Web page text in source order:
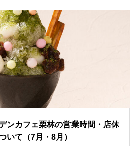
ンカフェ栗林の営業時間・店休
いて（7月・8月）